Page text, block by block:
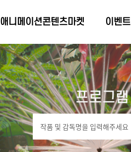
애니메이션콘텐츠마켓 이벤트
프로그램